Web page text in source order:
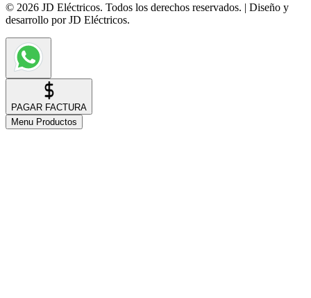
© 2026 JD Eléctricos. Todos los derechos reservados. | Diseño y
desarrollo por JD Eléctricos.
PAGAR FACTURA
Menu Productos